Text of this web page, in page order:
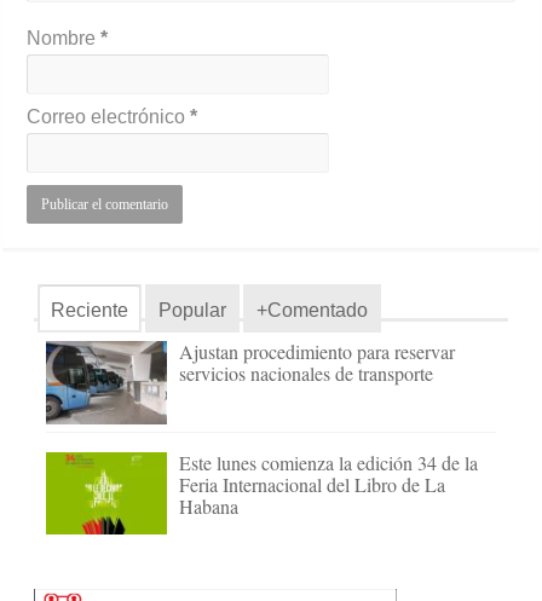
Nombre*
Correo electrónico*
Reciente Popular +Comentado
Ajustan procedimiento para reservar
servicios nacionales de transporte
Este lunes comienza la edición 34 de la
Feria Internacional del Libro de La
Habana